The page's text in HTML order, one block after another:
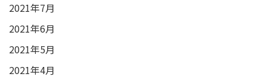
2021年7月
2021年6月
2021年5月
2021年4月